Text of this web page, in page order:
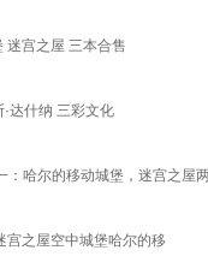
迷宫之屋 三本合售
·达什纳 三彩文化
：哈尔的移动城堡，迷宫之屋
宫之屋空中城堡哈尔的移